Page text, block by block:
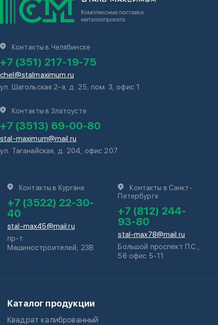
Контакты в Челябинске
+7 (351) 217-19-75
chel@stalmaximum.ru
ул. Шагольская 2-я, д. 25, пом. 3, офис 1
Контакты в Златоусте
+7 (3513) 69-00-80
stal-maximum@mail.ru
ул. Таганайская, д. 204, офис 207
Контакты в Кургане
+7 (3522) 22-30-
40
stal-max45@mail.ru
пр-т
Машиностроителей, 23В
Контакты в Санкт-
Петербурге
+7 (812) 244-
93-80
stal-max78@mail.ru
Большой проспект П.С.,
58 офис 5-11
Каталог продукции
Квадрат калиброванный